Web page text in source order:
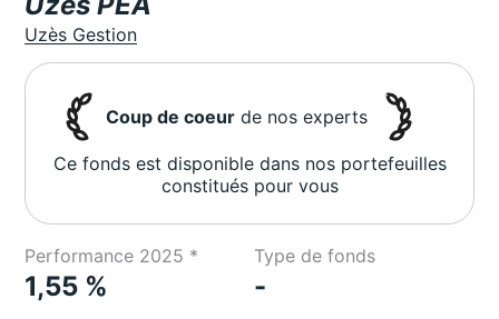
Uzès Gestion
Coup de coeur de nos experts
Ce fonds est disponible dans nos portefeuilles
constitués pour vous
Performance 2025 *
1,55 %
Type de fonds
-